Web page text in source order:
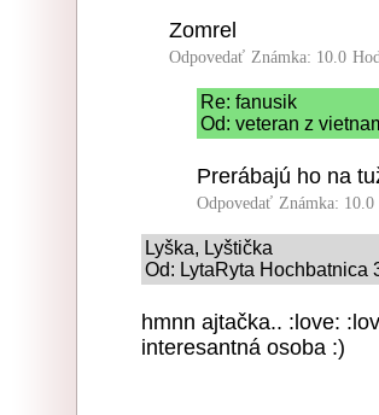
Zomrel
Odpovedať Známka: 10.0
Re: fanusik
Od: veteran z
Prerábajú ho na
Odpovedať Známka: 10.0
Lyška, Lyštička
Od: LytaRyta Hochbatnica
hmnn ajtačka.. :love:
interesantná osoba :)